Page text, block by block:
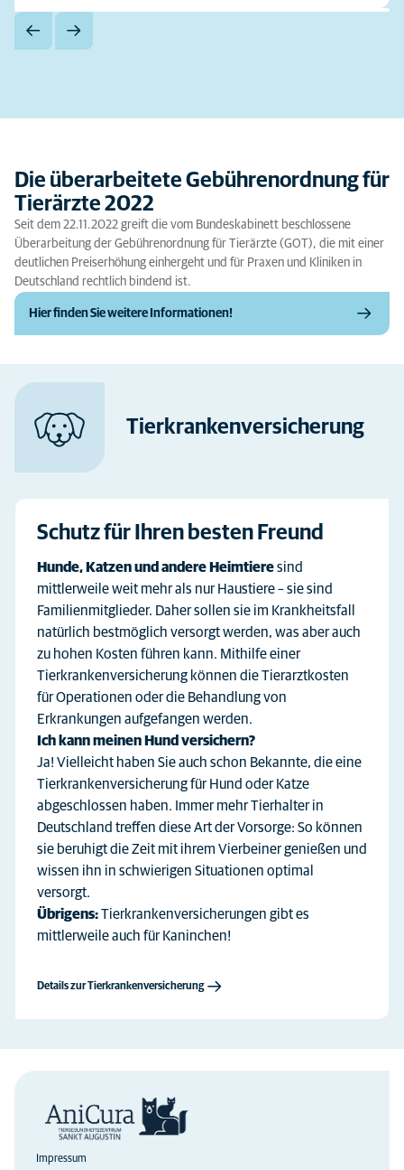
Die überarbeitete Gebührenordnung für
Tierärzte 2022
Seit dem 22.11.2022 greift die vom Bundeskabinett beschlossene
Überarbeitung der Gebührenordnung für Tierärzte (GOT), die mit einer
deutlichen Preiserhöhung einhergeht und für Praxen und Kliniken in
Deutschland rechtlich bindend ist.
Hier finden Sie weitere Informationen!
Tierkranken­versicherung
Schutz für Ihren besten Freund
Hunde, Katzen und andere Heimtieresind
mittlerweile weit mehr als nur Haustiere – sie sind
Familienmitglieder. Daher sollen sie im Krankheitsfall
natürlich bestmöglich versorgt werden, was aber auch
zu hohen Kosten führen kann. Mithilfe einer
Tierkrankenversicherung können die Tierarztkosten
für Operationen oder die Behandlung von
Erkrankungen aufgefangen werden.
Ich kann meinen Hund versichern?
Ja! Vielleicht haben Sie auch schon Bekannte, die eine
Tierkrankenversicherung für Hund oder Katze
abgeschlossen haben. Immer mehr Tierhalter in
Deutschland treffen diese Art der Vorsorge: So können
sie beruhigt die Zeit mit ihrem Vierbeiner genießen und
wissen ihn in schwierigen Situationen optimal
versorgt.
Übrigens:Tierkrankenversicherungen gibt es
mittlerweile auch für Kaninchen!
Details zur Tierkrankenversicherung
Impressum